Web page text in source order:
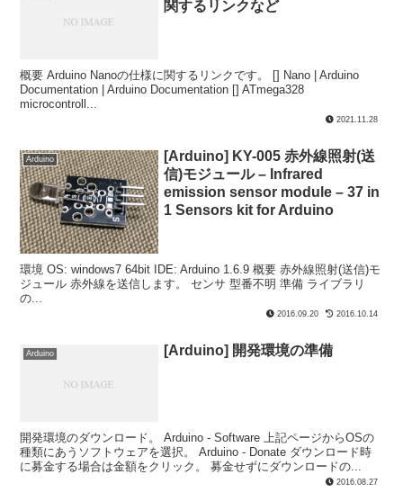
関するリンクなど
概要 Arduino Nanoの仕様に関するリンクです。 [] Nano | Arduino
Documentation | Arduino Documentation [] ATmega328
microcontroll...
2021.11.28
Arduino
[Arduino] KY-005 赤外線照射(送
信)モジュール – Infrared
emission sensor module – 37 in
1 Sensors kit for Arduino
環境 OS: windows7 64bit IDE: Arduino 1.6.9 概要 赤外線照射(送信)モ
ジュール 赤外線を送信します。 センサ 型番不明 準備 ライブラリ
の...
2016.09.20 2016.10.14
Arduino [Arduino] 開発環境の準備
開発環境のダウンロード。 Arduino - Software 上記ページからOSの
種類にあうソフトウェアを選択。 Arduino - Donate ダウンロード時
に募金する場合は金額をクリック。 募金せずにダウンロードの...
2016.08.27